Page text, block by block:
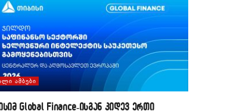
ᲐᲛᲑᲔᲑᲘ
Global Finance-ისგან კიდევ ერთი